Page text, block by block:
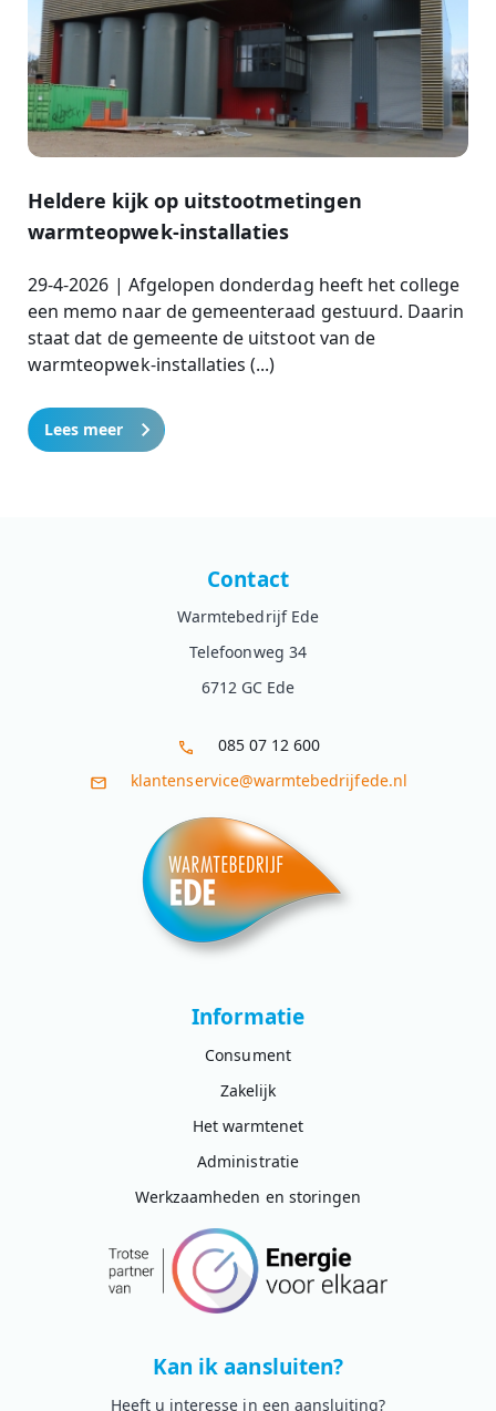
Heldere kijk op uitstootmetingen
warmteopwek-installaties
29-4-2026 | Afgelopen donderdag heeft het college
een memo naar de gemeenteraad gestuurd. Daarin
staat dat de gemeente de uitstoot van de
warmteopwek-installaties (...)
Lees meer
Contact
Warmtebedrijf Ede
Telefoonweg 34
6712 GC Ede
085 07 12 600
klantenservice@warmtebedrijfede.nl
Informatie
Consument
Zakelijk
Het warmtenet
Administratie
Werkzaamheden en storingen
Kan ik aansluiten?
Heeft u interesse in een aansluiting?